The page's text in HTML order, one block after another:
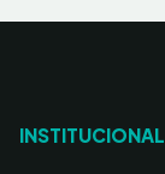
INSTITUCIONAL